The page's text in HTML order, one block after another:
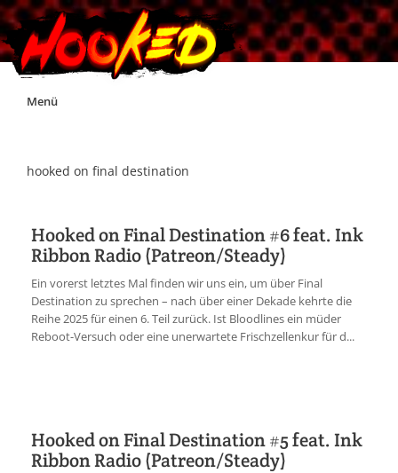
Skip
Menü
Impressum
Jobs
hooked on final destination
Hooked on Final Destination #6 feat. Ink
Ribbon Radio (Patreon/Steady)
Ein vorerst letztes Mal finden wir uns ein, um über Final
Destination zu sprechen – nach über einer Dekade kehrte die
Reihe 2025 für einen 6. Teil zurück. Ist Bloodlines ein müder
Reboot-Versuch oder eine unerwartete Frischzellenkur für d...
Hooked on Final Destination #5 feat. Ink
Ribbon Radio (Patreon/Steady)